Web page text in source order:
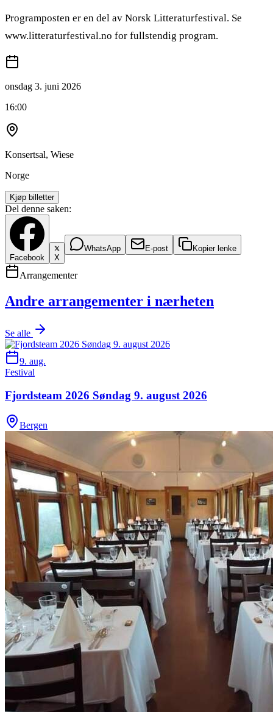
Programposten er en del av Norsk Litteraturfestival. Se
www.litteraturfestival.no for fullstendig program.
onsdag 3. juni 2026
16:00
Konsertsal, Wiese
Norge
Kjøp billetter
Del denne saken:
Facebook X
WhatsApp E-post Kopier lenke
Arrangementer
Andre arrangementer i nærheten
Se alle
9. aug.
Festival
Fjordsteam 2026 Søndag 9. august 2026
Bergen